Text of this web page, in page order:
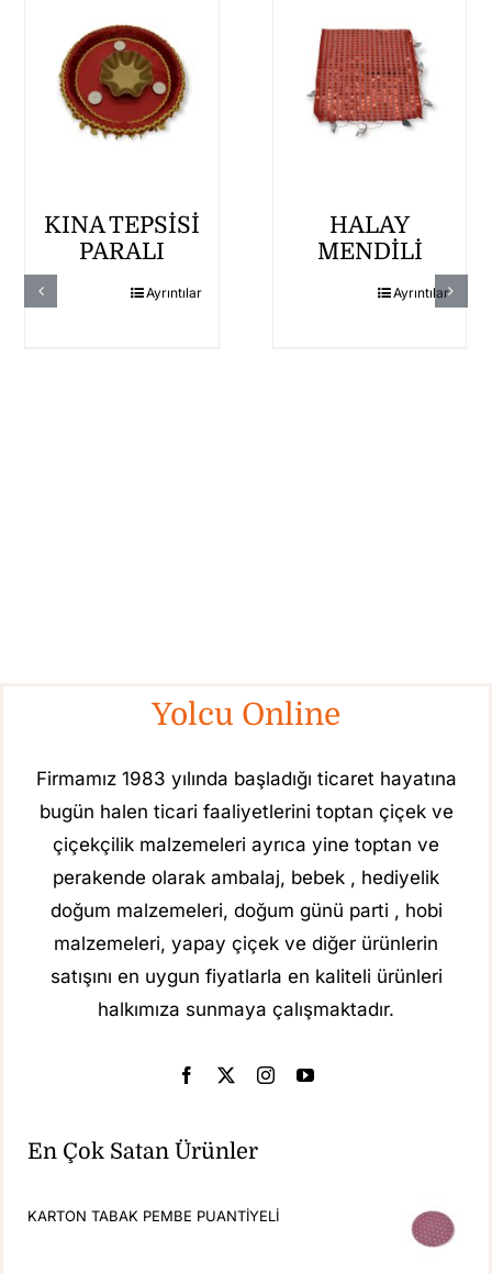
KINA TEPSİSİ
PARALI
Ayrıntılar
HALAY
MENDİLİ
Ayrıntılar
Yolcu Online
Firmamız 1983 yılında başladığı ticaret hayatına
bugün halen ticari faaliyetlerini toptan çiçek ve
çiçekçilik malzemeleri ayrıca yine toptan ve
perakende olarak ambalaj, bebek , hediyelik
doğum malzemeleri, doğum günü parti , hobi
malzemeleri, yapay çiçek ve diğer ürünlerin
satışını en uygun fiyatlarla en kaliteli ürünleri
halkımıza sunmaya çalışmaktadır.
En Çok Satan Ürünler
KARTON TABAK PEMBE PUANTİYELİ